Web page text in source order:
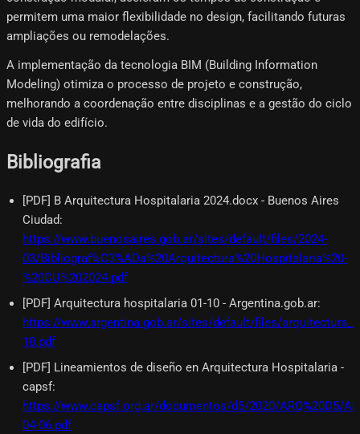
permitem uma maior flexibilidade no design, facilitando futuras
ampliações ou remodelações.
A implementação da tecnologia BIM (Building Information
Modeling) otimiza o processo de projeto e construção,
melhorando a coordenação entre disciplinas e a gestão do ciclo
de vida do edifício.
Bibliografia
[PDF] B Arquitectura Hospitalaria 2024.docx - Buenos Aires
Ciudad:
https://www.buenosaires.gob.ar/sites/default/files/2024-
03/Bibliograf%C3%ADa%20Arquitectura%20Hospitalaria%20-
%20CU%202024.pdf
[PDF] Arquitectura hospitalaria 01-10 - Argentina.gob.ar:
https://www.argentina.gob.ar/sites/default/files/
10.pdf
[PDF] Lineamientos de diseño en Arquitectura Hospitalaria -
capsf:
https://www.capsf.org.ar/documentos/d5/2020/ARQ%20D5/
04-06.pdf